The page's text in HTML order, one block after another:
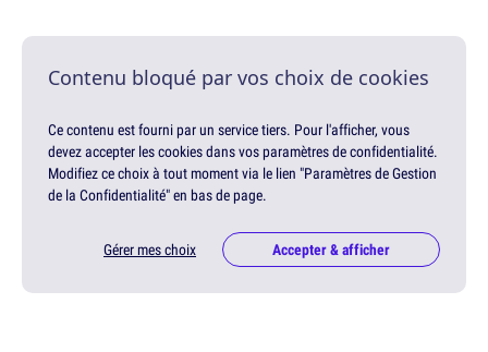
Contenu bloqué par vos choix de cookies
Ce contenu est fourni par un service tiers. Pour l'afficher, vous
devez accepter les cookies dans vos paramètres de confidentialité.
Modifiez ce choix à tout moment via le lien "Paramètres de Gestion
de la Confidentialité" en bas de page.
Gérer mes choix Accepter & afficher